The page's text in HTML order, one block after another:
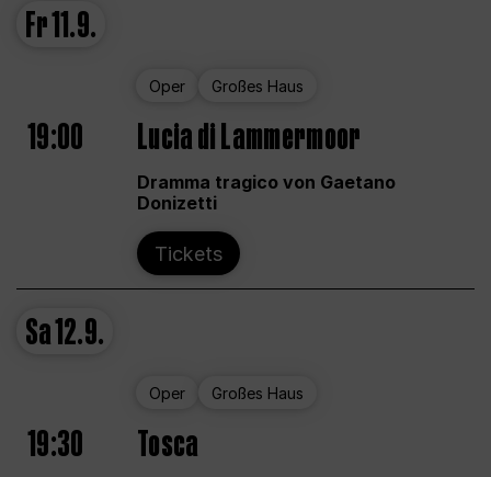
Fr11.9.
Oper Großes Haus
19:00 Lucia di Lammermoor
Dramma tragico von Gaetano
Donizetti
Tickets
Sa12.9.
Oper Großes Haus
19:30 Tosca